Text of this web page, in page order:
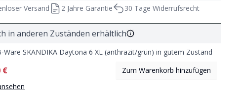
Versand 2 Jahre Garantie 30 Tage Widerrufsrecht
in anderen Zuständen erhältlich
Ware SKANDIKA Daytona 6 XL (anthrazit/grün) in gutem Zustand
€
Zum Warenkorb hinzufügen